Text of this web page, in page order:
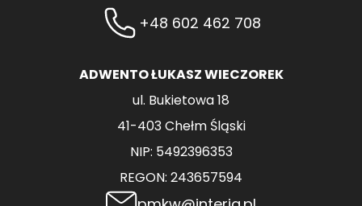
+48 602 462 708
ADWENTO ŁUKASZ WIECZOREK
ul. Bukietowa 18
41-403 Chełm Śląski
NIP: 5492396353
REGON: 243657594